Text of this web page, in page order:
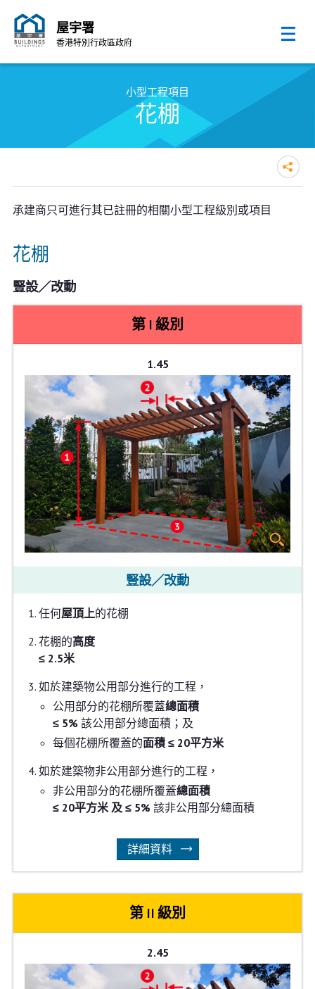
屋宇署
香港特別行政區政府
小型工程項目
花棚
承建商只可進行其已註冊的相關小型工程級別或項目
花棚
豎設／改動
第 I 級別
1.45
豎設／改動
任何屋頂上的花棚
花棚的高度
≤ 2.5米
如於建築物公用部分進行的工程，
公用部分的花棚所覆蓋總面積
≤ 5% 該公用部分總面積；及
每個花棚所覆蓋的面積 ≤ 20平方米
如於建築物非公用部分進行的工程，
非公用部分的花棚所覆蓋總面積
≤ 20平方米 及 ≤ 5% 該非公用部分總面積
詳細資料
第 II 級別
2.45